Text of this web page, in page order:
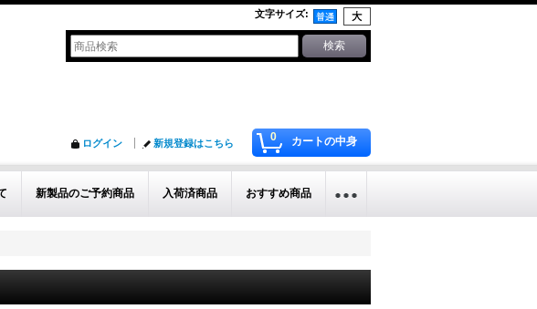
文字サイズ:
0 カートの中身
ログイン 新規登録はこちら
新製品のご予約商品 入荷済商品 おすすめ商品